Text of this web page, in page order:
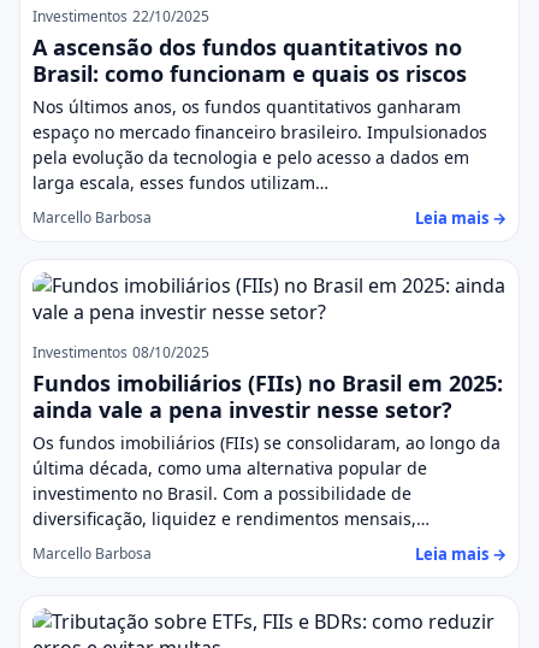
Investimentos 22/10/2025
A ascensão dos fundos quantitativos no
Brasil: como funcionam e quais os riscos
Nos últimos anos, os fundos quantitativos ganharam
espaço no mercado financeiro brasileiro. Impulsionados
pela evolução da tecnologia e pelo acesso a dados em
larga escala, esses fundos utilizam…
Marcello Barbosa Leia mais →
Investimentos 08/10/2025
Fundos imobiliários (FIIs) no Brasil em 2025:
ainda vale a pena investir nesse setor?
Os fundos imobiliários (FIIs) se consolidaram, ao longo da
última década, como uma alternativa popular de
investimento no Brasil. Com a possibilidade de
diversificação, liquidez e rendimentos mensais,…
Marcello Barbosa Leia mais →